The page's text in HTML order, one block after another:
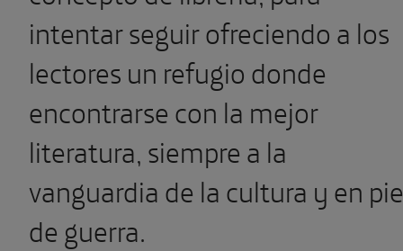
intentar seguir ofreciendo a los
lectores un refugio donde
encontrarse con la mejor
literatura, siempre a la
vanguardia de la cultura y en pie
de guerra.